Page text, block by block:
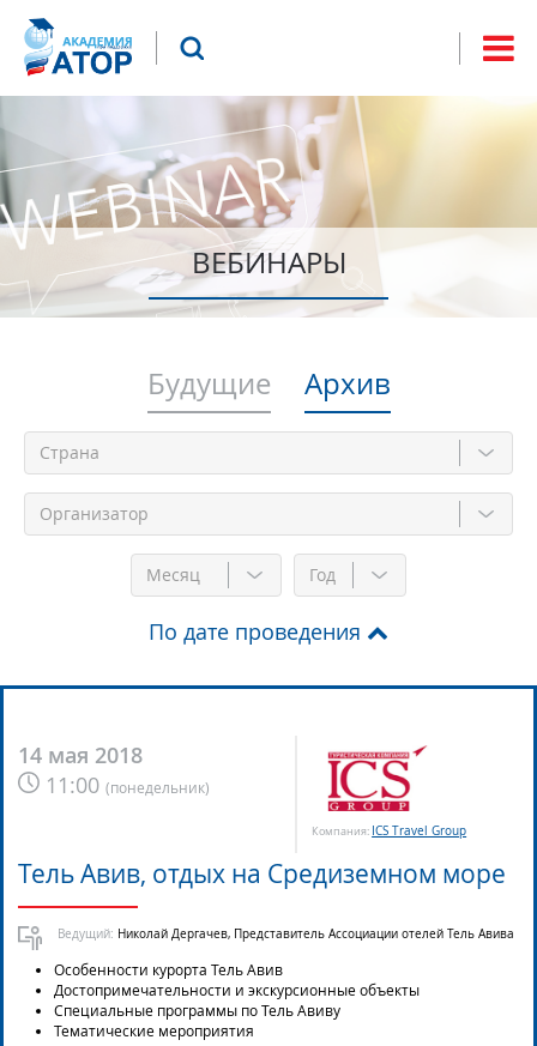
поиска
Что будем искать?
ВЕБИНАРЫ
Будущие Архив
Месяц Год
По дате проведения
14 мая 2018
11:00 (понедельник)
Компания: ICS Travel Group
Тель Авив, отдых на Средиземном море
Ведущий: Николай Дергачев, Представитель Ассоциации отелей Тель Авива
Особенности курорта Тель Авив
Достопримечательности и экскурсионные объекты
Специальные программы по Тель Авиву
Тематические мероприятия